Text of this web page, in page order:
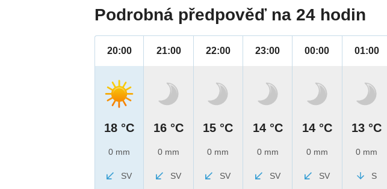
Podrobná předpověď na 24 hodin
20:00
18 °C
0 mm
SV
21:00
16 °C
0 mm
SV
22:00
15 °C
0 mm
SV
23:00
14 °C
0 mm
SV
00:00
14 °C
0 mm
SV
01:00
13 °C
0 mm
S